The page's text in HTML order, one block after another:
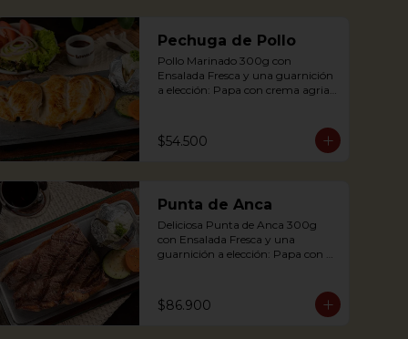
Pechuga de Pollo
Pollo Marinado 300g con
Ensalada Fresca y una guarnición
a elección: Papa con crema agria,
de Yuca, Puré de papa y
arracacha.
baked potato with sour cream,
accompanied with a fresh salad.
$54.500
Punta de Anca
Deliciosa Punta de Anca 300g
con Ensalada Fresca y una
guarnición a elección: Papa con
de quesito, Palitos de Yuca, Puré
de papa y arracacha
$86.900